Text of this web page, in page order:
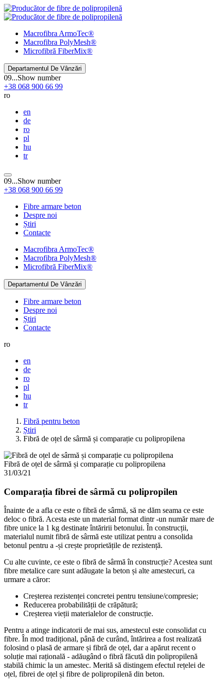
Macrofibra ArmoTec®
Macrofibra PolyMesh®
Microfibră FiberMix®
Departamentul De Vânzări
09...Show number
+38 068 900 66 99
ro
en
de
ro
pl
hu
tr
09...Show number
+38 068 900 66 99
Fibre armare beton
Despre noi
Știri
Contacte
Macrofibra ArmoTec®
Macrofibra PolyMesh®
Microfibră FiberMix®
Departamentul De Vânzări
Fibre armare beton
Despre noi
Știri
Contacte
ro
en
de
ro
pl
hu
tr
Fibră pentru beton
Știri
Fibră de oțel de sârmă și comparație cu polipropilena
Fibră de oțel de sârmă și comparație cu polipropilena
31/03/21
Comparația fibrei de sârmă cu polipropilen
Înainte de a afla ce este o fibră de sârmă, să ne dăm seama ce este
deloc o fibră. Acesta este un material format dintr -un număr mare de
fibre unice la 1 kg destinate întăririi betonului. În construcții,
materialul numit fibră de sârmă este utilizat pentru a consolida
betonul pentru a -și crește proprietățile de rezistență.
Cu alte cuvinte, ce este o fibră de sârmă în construcție? Acestea sunt
fibre metalice care sunt adăugate la beton și alte amestecuri, ca
urmare a căror:
Creșterea rezistenței concretei pentru tensiune/compresie;
Reducerea probabilității de crăpătură;
Creșterea vieții materialelor de construcție.
Pentru a atinge indicatorii de mai sus, amestecul este consolidat cu
fibre. În mod tradițional, până de curând, întărirea a fost realizată
folosind o plasă de armare și fibră de oțel, dar a apărut recent o
soluție mai rațională - adăugând o fibră făcută din polipropilenă
stabilă chimic la un amestec. Merită să distingem efectul rețelei de
oțel, fibrei de oțel și fibre de polipropilenă din beton.